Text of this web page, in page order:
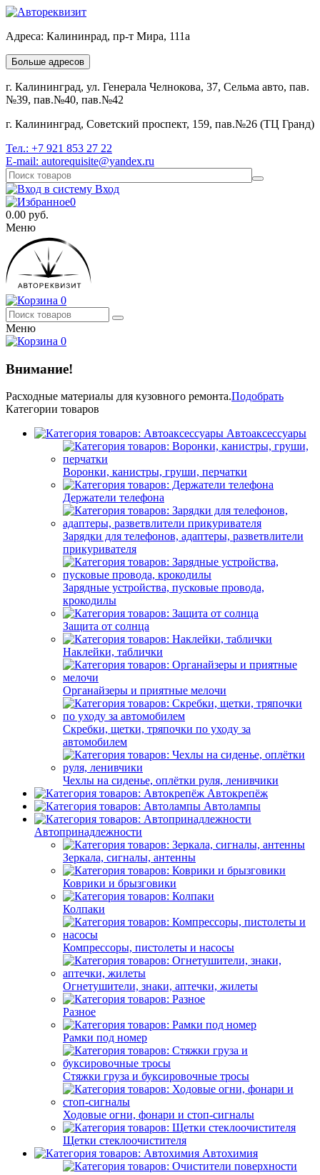
Адреса: Калининрад, пр-т Мира, 111а
Больше адресов
г. Калининград, ул. Генерала Челнокова, 37, Сельма авто, пав.
№39, пав.№40, пав.№42
г. Калининград, Советский проспект, 159, пав.№26 (ТЦ Гранд)
Тел.: +7 921 853 27 22
E-mail: autorequisite@yandex.ru
Вход
0
0.00 руб.
Меню
0
Меню
0
Внимание!
Расходные материалы для кузовного ремонта.Подобрать
Категории товаров
Автоаксессуары
Воронки, канистры, груши, перчатки
Держатели телефона
Зарядки для телефонов, адаптеры, разветвлители
прикуривателя
Зарядные устройства, пусковые провода,
крокодилы
Защита от солнца
Наклейки, таблички
Органайзеры и приятные мелочи
Скребки, щетки, тряпочки по уходу за
автомобилем
Чехлы на сиденье, оплётки руля, ленивчики
Автокрепёж
Автолампы
Автопринадлежности
Зеркала, сигналы, антенны
Коврики и брызговики
Колпаки
Компрессоры, пистолеты и насосы
Огнетушители, знаки, аптечки, жилеты
Разное
Рамки под номер
Стяжки груза и буксировочные тросы
Ходовые огни, фонари и стоп-сигналы
Щетки стеклоочистителя
Автохимия